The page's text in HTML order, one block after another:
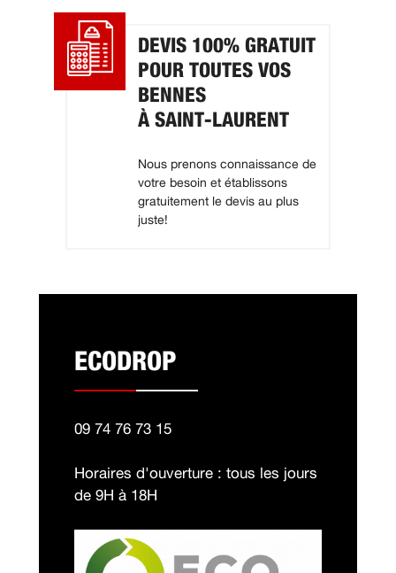
DEVIS 100% GRATUIT
POUR TOUTES VOS
BENNES
À SAINT-LAURENT
Nous prenons connaissance de
votre besoin et établissons
gratuitement le devis au plus
juste!
ECODROP
09 74 76 73 15
Horaires d'ouverture : tous les jours
de 9H à 18H